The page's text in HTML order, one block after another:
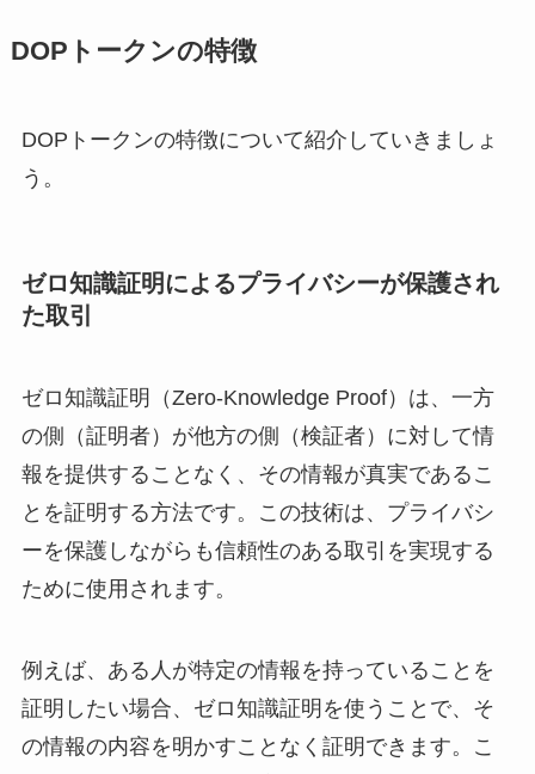
DOPトークンの特徴
DOPトークンの特徴について紹介していきましょ
う。
ゼロ知識証明によるプライバシーが保護され
た取引
ゼロ知識証明（Zero-Knowledge Proof）は、一方
の側（証明者）が他方の側（検証者）に対して情
報を提供することなく、その情報が真実であるこ
とを証明する方法です。この技術は、プライバシ
ーを保護しながらも信頼性のある取引を実現する
ために使用されます。
例えば、ある人が特定の情報を持っていることを
証明したい場合、ゼロ知識証明を使うことで、そ
の情報の内容を明かすことなく証明できます。こ